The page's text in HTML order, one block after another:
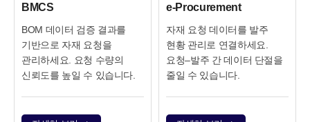
BMCS
BOM 데이터 검증 결과를
기반으로 자재 요청을
관리하세요. 요청 수량의
신뢰도를 높일 수 있습니다.
e‑Procurement
자재 요청 데이터를 발주
현황 관리로 연결하세요.
요청–발주 간 데이터 단절을
줄일 수 있습니다.